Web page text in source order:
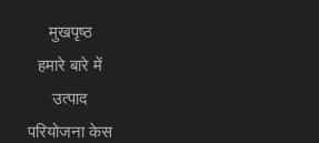
मुखपृष्ठ
हमारे बारे में
उत्पाद
परियोजना केस